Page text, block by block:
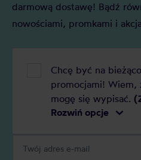
darmową dostawę! Bądź
nowościami, promkami i
Chcę być na
promocjami! Wiem,
mogę się wypisać.
Rozwiń opcje